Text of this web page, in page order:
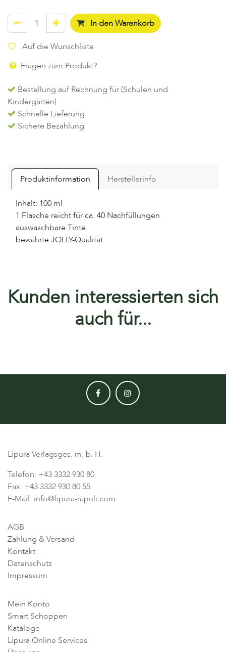
In den Warenkorb
Auf die Wunschliste
Fragen zum Produkt?
Bestellung auf Rechnung für (Schulen und
Kindergärten)
Schnelle Lieferung
Sichere Bezahlung
Produktinformation Herstellerinfo
Inhalt: 100 ml
1 Flasche reicht für ca. 40 Nachfüllungen
auswaschbare Tinte
bewährte JOLLY-Qualität
Kunden interessierten sich
auch für...
Lipura Verlagsges. m. b. H.
Telefon: +43 3332 930 80
Fax: +43 3332 930 80 55
E-Mail: info@lipura-rapuli.com
AGB
Zahlung & Versand
Kontakt
Datenschutz
Impressum
Mein Konto
Smart Schoppen
Kataloge
Lipura Online Services